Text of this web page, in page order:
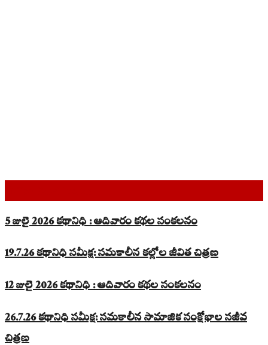
5 జులై 2026 కథానిధి : ఆదివారం కథల సంకలనం
19.7.26 కథానిధి సమీక్ష: సమకాలీన కల్లోల జీవిత చిత్రణ
12 జులై 2026 కథానిధి : ఆదివారం కథల సంకలనం
26.7.26 కథానిధి సమీక్ష: సమకాలీన సామాజిక సంక్షోభాల సజీవ
చిత్రణ